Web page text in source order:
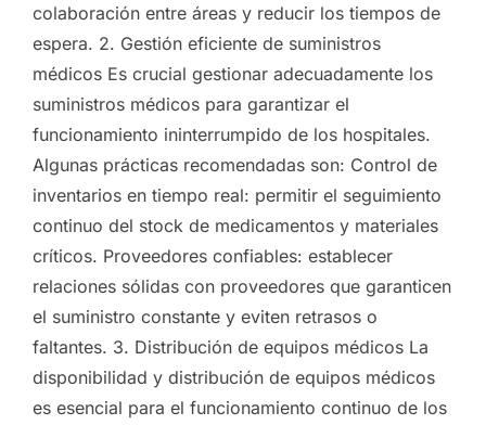
colaboración entre áreas y reducir los tiempos de
espera. 2. Gestión eficiente de suministros
médicos Es crucial gestionar adecuadamente los
suministros médicos para garantizar el
funcionamiento ininterrumpido de los hospitales.
Algunas prácticas recomendadas son: Control de
inventarios en tiempo real: permitir el seguimiento
continuo del stock de medicamentos y materiales
críticos. Proveedores confiables: establecer
relaciones sólidas con proveedores que garanticen
el suministro constante y eviten retrasos o
faltantes. 3. Distribución de equipos médicos La
disponibilidad y distribución de equipos médicos
es esencial para el funcionamiento continuo de los